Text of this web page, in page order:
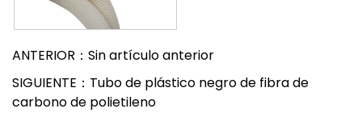
ANTERIOR：Sin artículo anterior
SIGUIENTE：Tubo de plástico negro de fibra de
carbono de polietileno